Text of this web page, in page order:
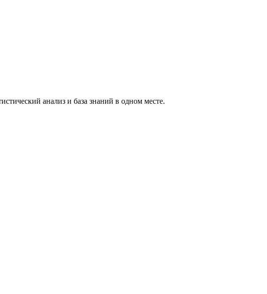
анализ и база знаний в одном месте.